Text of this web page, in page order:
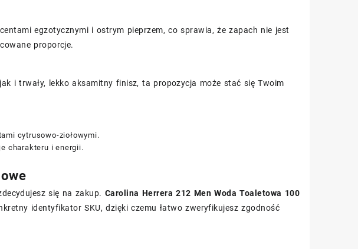
egzotycznymi i ostrym pieprzem, co sprawia, że zapach nie jest
proporcje.
i trwały, lekko aksamitny finisz, ta propozycja może stać się Twoim
cytrusowo-ziołowymi.
charakteru i energii.
się na zakup. Carolina Herrera 212 Men Woda Toaletowa 100
identyfikator SKU, dzięki czemu łatwo zweryfikujesz zgodność